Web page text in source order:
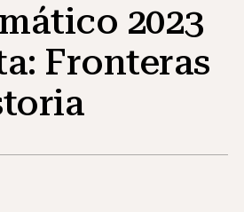
el aula
de
a estudiantes de NHD
2023
Fronteras